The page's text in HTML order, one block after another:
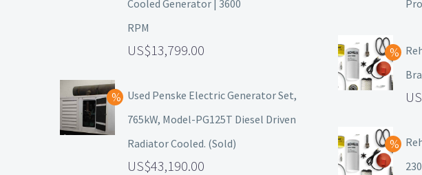
Cooled Generator | 3600
RPM
13,799.00
Used Penske Electric Generator Set,
765kW, Model-PG125T Diesel Driven
Radiator Cooled. (Sold)
43,190.00